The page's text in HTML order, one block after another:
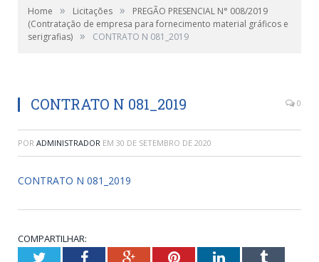
Home » Licitações »
PREGÃO PRESENCIAL N° 008/2019
(Contratação de empresa para fornecimento material gráficos e
serigrafias) » CONTRATO N 081_2019
CONTRATO N 081_2019 0
POR ADMINISTRADOR EM 30 DE SETEMBRO DE 2020
CONTRATO N 081_2019
COMPARTILHAR:
TwitterFacebookGoogle+PinterestLinkedInTumblr